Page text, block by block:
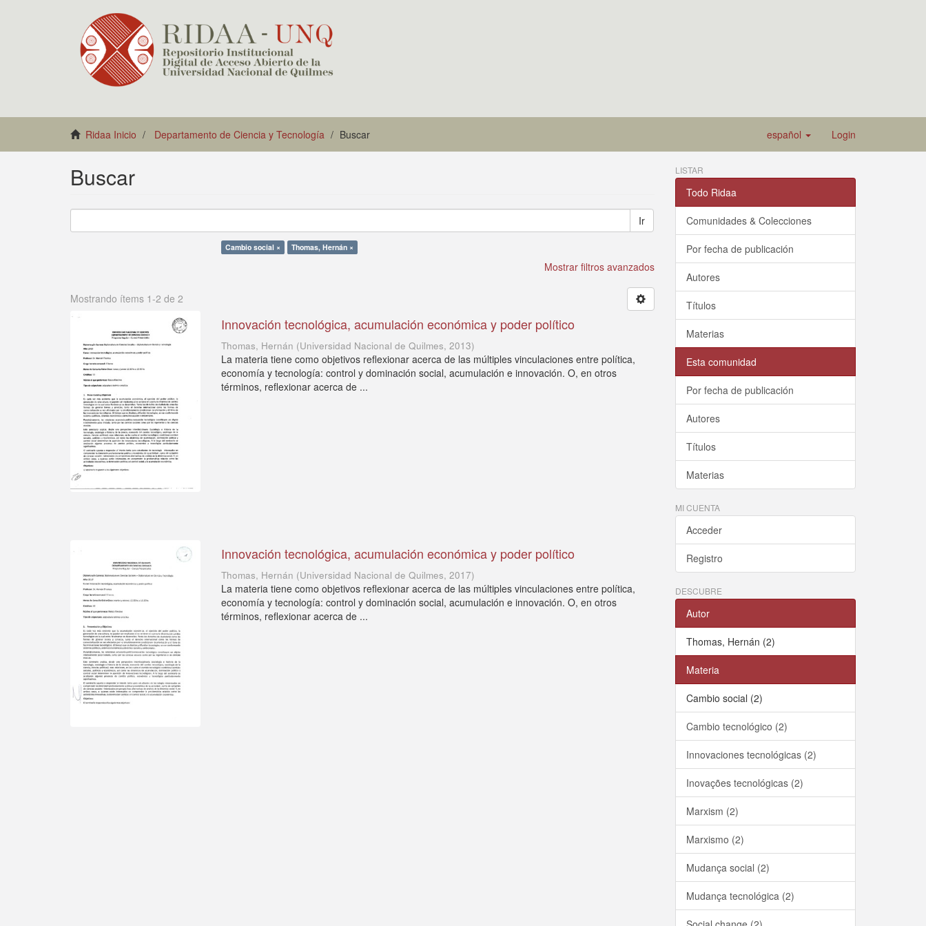
Ridaa Inicio Departamento de Ciencia y Tecnología Buscar español Login
Buscar
Ir
Cambio social × Thomas, Hernán ×
Mostrar filtros avanzados
Mostrando ítems 1-2 de 2
Innovación tecnológica, acumulación económica y poder político
Thomas, Hernán (Universidad Nacional de Quilmes,2013)
La materia tiene como objetivos reflexionar acerca de las múltiples vinculaciones entre política,
economía y tecnología: control y dominación social, acumulación e innovación. O, en otros
términos, reflexionar acerca de ...
Innovación tecnológica, acumulación económica y poder político
Thomas, Hernán (Universidad Nacional de Quilmes,2017)
La materia tiene como objetivos reflexionar acerca de las múltiples vinculaciones entre política,
economía y tecnología: control y dominación social, acumulación e innovación. O, en otros
términos, reflexionar acerca de ...
LISTAR
Todo Ridaa
Comunidades & Colecciones
Por fecha de publicación
Autores
Títulos
Materias
Esta comunidad
Por fecha de publicación
Autores
Títulos
Materias
MI CUENTA
Acceder
Registro
DESCUBRE
Autor
Thomas, Hernán (2)
Materia
Cambio social (2)
Cambio tecnológico (2)
Innovaciones tecnológicas (2)
Inovações tecnológicas (2)
Marxism (2)
Marxismo (2)
Mudança social (2)
Mudança tecnológica (2)